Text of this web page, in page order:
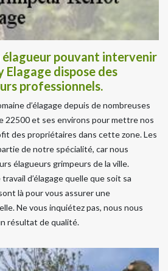
élagueur pouvant intervenir
Elagage dispose des
professionnels.
d’élagage depuis de nombreuses
22500 et ses environs pour mettre nos
des propriétaires dans cette zone. Les
de notre spécialité, car nous
élagueurs grimpeurs de la ville.
d’élagage quelle que soit sa
là pour vous assurer une
Ne vous inquiétez pas, nous nous
résultat de qualité.